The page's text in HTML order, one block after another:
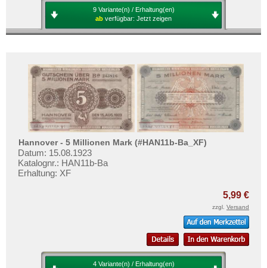
9 Variante(n) / Erhaltung(en)
ab verfügbar: Jetzt zeigen
Hannover - 5 Millionen Mark (#HAN11b-Ba_XF)
Datum: 15.08.1923
Katalognr.: HAN11b-Ba
Erhaltung: XF
5,99 €
zzgl. Versand
4 Variante(n) / Erhaltung(en)